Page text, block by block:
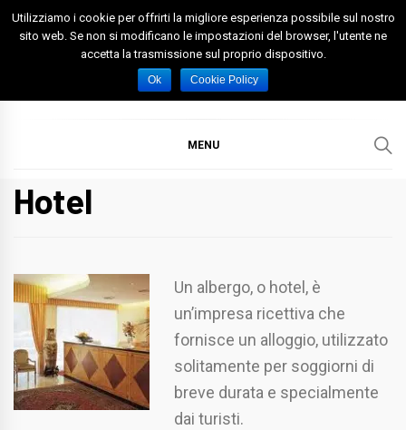
Skip
Spazio Foggia
Foggia News Calcio Eventi e Attività nella Capitanata
MENU
Hotel
Un albergo, o hotel, è
un’impresa ricettiva che
fornisce un alloggio, utilizzato
solitamente per soggiorni di
breve durata e specialmente
dai turisti.
Utilizziamo i cookie per offrirti la migliore esperienza possibile sul nostro
sito web. Se non si modificano le impostazioni del browser, l'utente ne
accetta la trasmissione sul proprio dispositivo.
Ok Cookie Policy